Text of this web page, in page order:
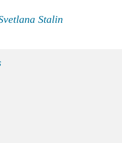
Stalin